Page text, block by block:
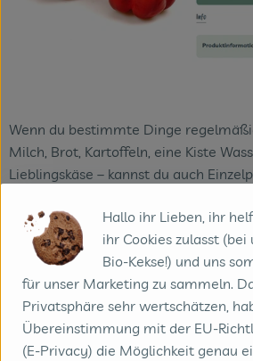
Wenn du bestimmte Dinge
Milch, Brot, Kartoffeln, eine Kiste
Lieblingskäse – kannst du auch
Du bestimmst den Turnus, wir liefern
musst du nicht jede Woche neu
Das geht ganz einfach über dein
Produkte markieren, Rhythmus
Das Einzige, was du beachten musst:
Hallo ihr Lieben, ihr
ihr Cookies zulasst (bei
Bio-Kekse!) und uns
für unser Marketing zu sammeln.
Privatsphäre sehr wertschätzen,
Übereinstimmung mit der EU-
(E-Privacy) die Möglichkeit genau